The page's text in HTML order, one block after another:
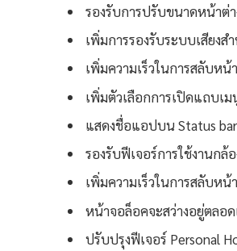
รองรับการปรับขนาดหน้าต่
เพิ่มการรองรับระบบเสียงส
เพิ่มความเร็วในการสลับห
เพิ่มตัวเลือกการเปิดแถบเม
แสดงชื่อแอปบน Status bar
รองรับฟีเจอร์การใช้งานกล้
เพิ่มความเร็วในการสลับหน้
หน้าจอล็อคจะสว่างอยู่ตลอ
ปรับปรุงฟีเจอร์ Personal